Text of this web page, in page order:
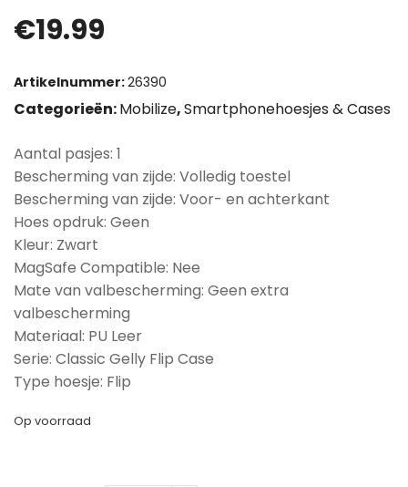
€19.99
Artikelnummer:26390
Categorieën:Mobilize,Smartphonehoesjes & Cases
Aantal pasjes: 1
Bescherming van zijde: Volledig toestel
Bescherming van zijde: Voor- en achterkant
Hoes opdruk: Geen
Kleur: Zwart
MagSafe Compatible: Nee
Mate van valbescherming: Geen extra
valbescherming
Materiaal: PU Leer
Serie: Classic Gelly Flip Case
Type hoesje: Flip
Op voorraad